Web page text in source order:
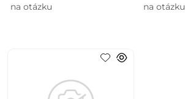
na otázku na otázku